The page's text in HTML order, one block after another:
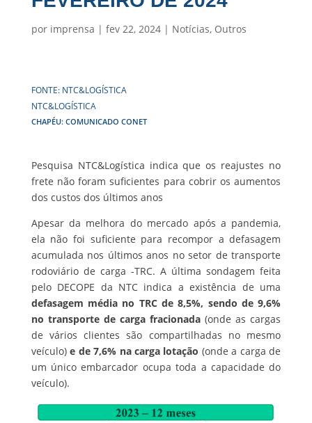
por imprensa | fev 22, 2024| Notícias, Outros
FONTE: NTC&LOGÍSTICA
NTC&LOGÍSTICA
CHAPÉU: COMUNICADO CONET
Pesquisa NTC&Logística indica que os reajustes no
frete não foram suficientes para cobrir os aumentos
dos custos dos últimos anos
Apesar da melhora do mercado após a pandemia,
ela não foi suficiente para recompor a defasagem
acumulada nos últimos anos no setor de transporte
rodoviário de carga -TRC. A última sondagem feita
pelo DECOPE da NTC indica a existência de uma
defasagem média no TRC de 8,5%, sendo de 9,6%
no transporte de carga fracionada(onde as cargas
de vários clientes são compartilhadas no mesmo
veículo)e de 7,6% na carga lotação (onde a carga de
um único embarcador ocupa toda a capacidade do
veículo).